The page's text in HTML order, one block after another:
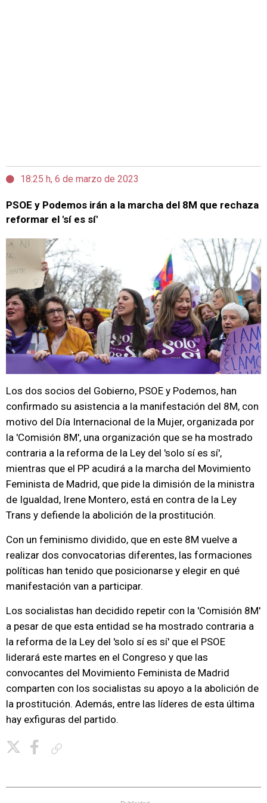
18:25 h, 6 de marzo de 2023
PSOE y Podemos irán a la marcha del 8M que rechaza
reformar el 'sí es sí'
Los dos socios del Gobierno, PSOE y Podemos, han
confirmado su asistencia a la manifestación del 8M, con
motivo del Día Internacional de la Mujer, organizada por
la 'Comisión 8M', una organización que se ha mostrado
contraria a la reforma de la Ley del 'solo sí es sí',
mientras que el PP acudirá a la marcha del Movimiento
Feminista de Madrid, que pide la dimisión de la ministra
de Igualdad, Irene Montero, está en contra de la Ley
Trans y defiende la abolición de la prostitución.
Con un feminismo dividido, que en este 8M vuelve a
realizar dos convocatorias diferentes, las formaciones
políticas han tenido que posicionarse y elegir en qué
manifestación van a participar.
Los socialistas han decidido repetir con la 'Comisión 8M'
a pesar de que esta entidad se ha mostrado contraria a
la reforma de la Ley del 'solo sí es sí' que el PSOE
liderará este martes en el Congreso y que las
convocantes del Movimiento Feminista de Madrid
comparten con los socialistas su apoyo a la abolición de
la prostitución. Además, entre las líderes de esta última
hay exfiguras del partido.